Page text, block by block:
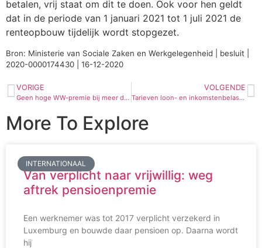
betalen, vrij staat om dit te doen. Ook voor hen geldt
dat in de periode van 1 januari 2021 tot 1 juli 2021 de
renteopbouw tijdelijk wordt stopgezet.
Bron: Ministerie van Sociale Zaken en Werkgelegenheid | besluit |
2020-0000174430 | 16-12-2020
VORIGE
Geen hoge WW-premie bij meer dan 30% overwerk in 2021
VOLGENDE
Tarieven loon- en inkomstenbelasting
More To Explore
INTERNATIONAAL
Van verplicht naar vrijwillig: weg
aftrek pensioenpremie
Een werknemer was tot 2017 verplicht verzekerd in
Luxemburg en bouwde daar pensioen op. Daarna wordt
hij